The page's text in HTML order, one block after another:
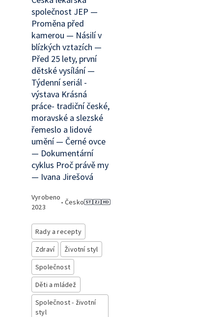
společnost JEP —
Proměna před
kamerou — Násilí v
blízkých vztazích —
Před 25 lety, první
dětské vysílání —
Týdenní seriál -
výstava Krásná
práce- tradiční české,
moravské a slezské
řemeslo a lidové
umění — Černé ovce
— Dokumentární
cyklus Proč právě my
— Ivana Jirešová
Vyrobeno
2023
• Česko
Rady a recepty
Zdraví
Životní styl
Společnost
Děti a mládež
Společnost - životní
styl